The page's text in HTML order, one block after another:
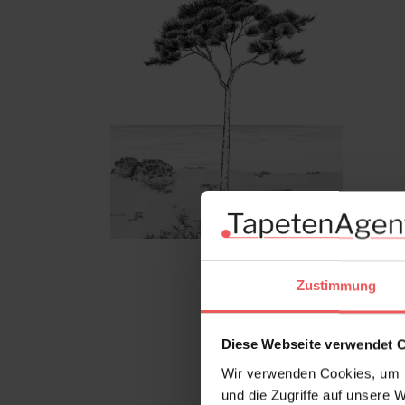
Zustimmung
Diese Webseite verwendet
Wir verwenden Cookies,
und die Zugriffe auf unsere